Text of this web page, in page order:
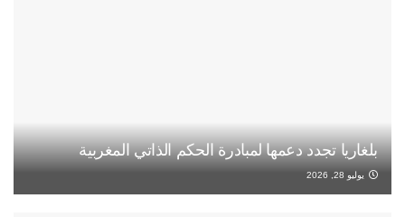
بلغاريا تجدد دعمها لمبادرة الحكم الذاتي المغربية
يوليو 28, 2026